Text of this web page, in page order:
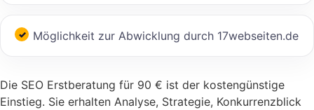
Möglichkeit zur Abwicklung durch 17webseiten.de
Die SEO Erstberatung für 90 € ist der kostengünstige
Einstieg. Sie erhalten Analyse, Strategie, Konkurrenzblick